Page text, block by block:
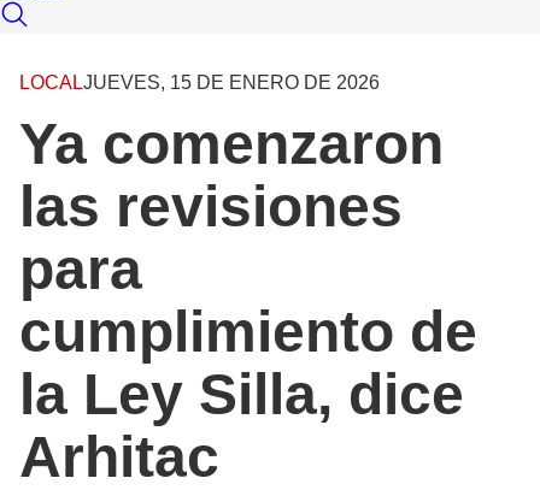
LOCALJUEVES, 15 DE ENERO DE 2026
Ya comenzaron
las revisiones
para
cumplimiento de
la Ley Silla, dice
Arhitac